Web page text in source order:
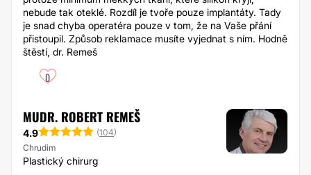
nebude tak oteklé. Rozdíl je tvoře pouze implantáty. Tady
je snad chyba operatéra pouze v tom, že na Vaše přání
přistoupil. Způsob reklamace musíte vyjednat s ním. Hodně
štěstí, dr. Remeš
0
MUDR. ROBERT REMEŠ
4.9 (104)
Chrudim
Plastický chirurg